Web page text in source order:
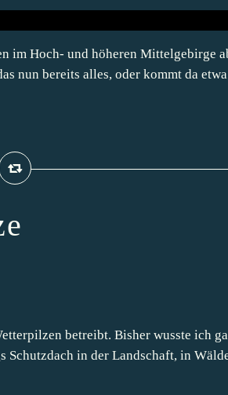
im Hoch- und höheren Mittelgebirge
nun bereits alles, oder kommt da etwa
betreibt. Bisher wusste ich
in der Landschaft, in